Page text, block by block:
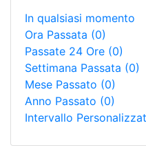
In qualsiasi momento
Ora Passata (0)
Passate 24 Ore (0)
Settimana Passata (0)
Mese Passato (0)
Anno Passato (0)
Intervallo